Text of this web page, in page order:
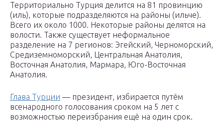
Территориально Турция делится на 81 провинцию
(иль), которые подразделяются на районы (ильче).
Всего их около 1000. Некоторые районы делятся на
волости. Также существует неформальное
разделение на 7 регионов: Эгейский, Черноморский,
Средиземноморский, Центральная Анатолия,
Восточная Анатолия, Мармара, Юго-Восточная
Анатолия.
Глава Турции — президент, избирается путём
всенародного голосования сроком на 5 лет с
возможностью переизбрания ещё на один срок.